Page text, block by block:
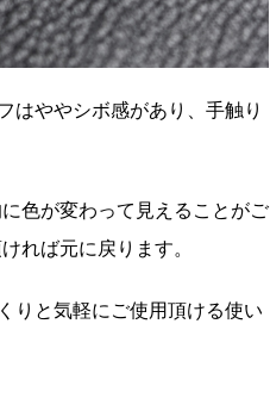
はややシボ感があり、手触り
色が変わって見えることがご
れば元に戻ります。
りと気軽にご使用頂ける使い